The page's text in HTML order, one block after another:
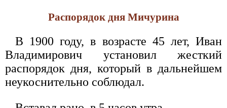
Распорядок дня Мичурина
В 1900 году, в возрасте 45 лет, Иван
Владимирович установил жесткий
распорядок дня, который в дальнейшем
неукоснительно соблюдал.